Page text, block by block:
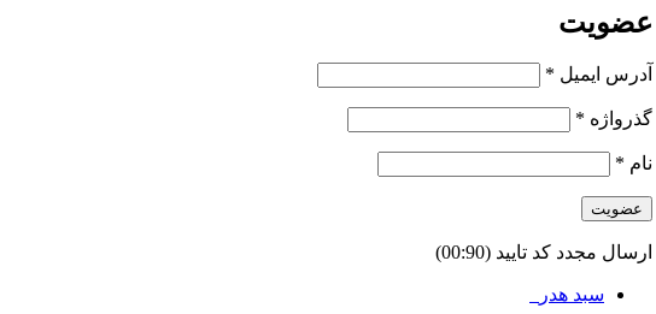
عضویت
آدرس ایمیل *
گذرواژه *
نام *
عضویت
ارسال مجدد کد تایید (00:
90
)
سبد هدر